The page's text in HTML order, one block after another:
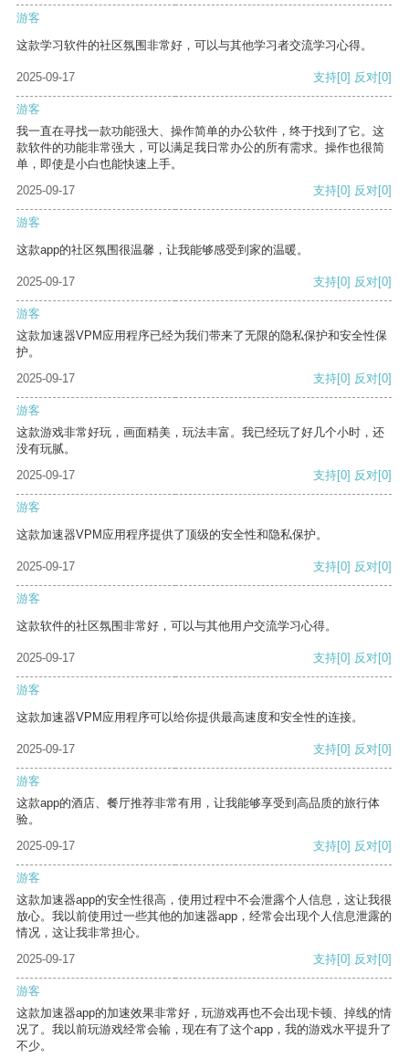
游客
这款学习软件的社区氛围非常好，可以与其他学习者交流学习心得。
2025-09-17 支持[0] 反对[0]
游客
我一直在寻找一款功能强大、操作简单的办公软件，终于找到了它。这
款软件的功能非常强大，可以满足我日常办公的所有需求。操作也很简
单，即使是小白也能快速上手。
2025-09-17
支持[0] 反对[0]
游客
这款app的社区氛围很温馨，让我能够感受到家的温暖。
2025-09-17 支持[0] 反对[0]
游客
这款加速器VPM应用程序已经为我们带来了无限的隐私保护和安全性保
护。
2025-09-17
支持[0] 反对[0]
游客
这款游戏非常好玩，画面精美，玩法丰富。我已经玩了好几个小时，还
没有玩腻。
2025-09-17
支持[0] 反对[0]
游客
这款加速器VPM应用程序提供了顶级的安全性和隐私保护。
2025-09-17 支持[0] 反对[0]
游客
这款软件的社区氛围非常好，可以与其他用户交流学习心得。
2025-09-17 支持[0] 反对[0]
游客
这款加速器VPM应用程序可以给你提供最高速度和安全性的连接。
2025-09-17 支持[0] 反对[0]
游客
这款app的酒店、餐厅推荐非常有用，让我能够享受到高品质的旅行体
验。
2025-09-17
支持[0] 反对[0]
游客
这款加速器app的安全性很高，使用过程中不会泄露个人信息，这让我很
放心。我以前使用过一些其他的加速器app，经常会出现个人信息泄露的
情况，这让我非常担心。
2025-09-17
支持[0] 反对[0]
游客
这款加速器app的加速效果非常好，玩游戏再也不会出现卡顿、掉线的情
况了。我以前玩游戏经常会输，现在有了这个app，我的游戏水平提升了
不少。